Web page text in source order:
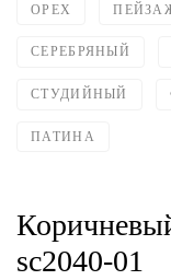
ОРЕХ
СЕРЕБРЯНЫЙ
СТУДИЙНЫЙ
ПАТИНА
sc2040-01